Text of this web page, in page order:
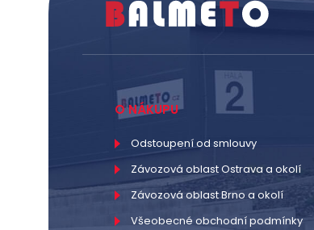
O NÁKUPU
Odstoupení od smlouvy
Závozová oblast Ostrava a okolí
Závozová oblast Brno a okolí
Všeobecné obchodní podmínky